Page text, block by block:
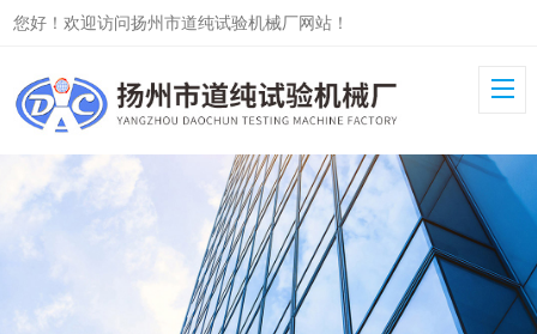
您好！欢迎访问扬州市道纯试验机械厂网站！